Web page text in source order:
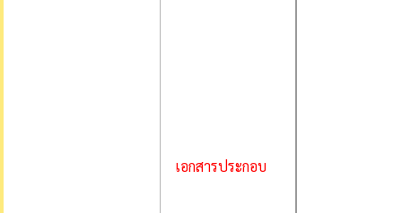
เอกสารประกอบ